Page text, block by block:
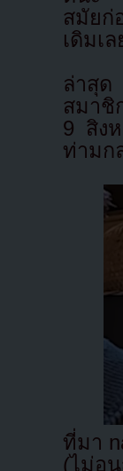
สมัยก่
เดิมเ
ล่าสุด
สมาชิ
9 สิง
ท่ามก
ที่มา
(ไม่อ